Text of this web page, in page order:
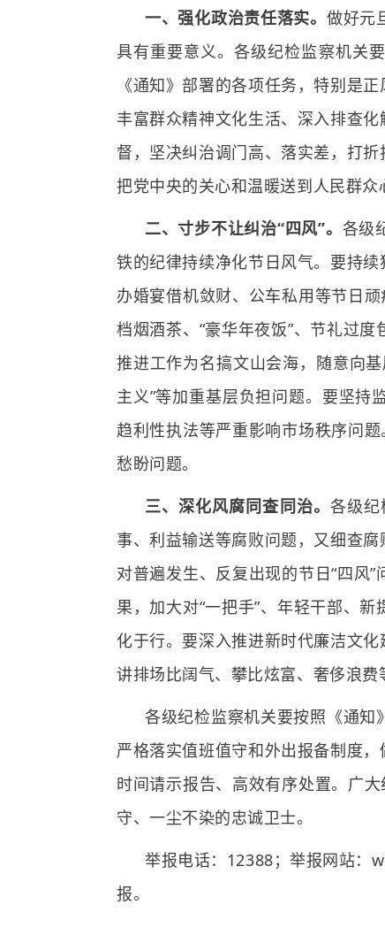
一、强化政治责任落实。 做好元
具有重要意义。各级纪检监察机关
《通知》部署的各项任务，特别是
丰富群众精神文化生活、深入排查
督，坚决纠治调门高、落实差，打
把党中央的关心和温暖送到人民群众
二、寸步不让纠治“四风”。 各级
铁的纪律持续净化节日风气。要持
办婚宴借机敛财、公车私用等节日
档烟酒茶、“豪华年夜饭”、节礼过
推进工作为名搞文山会海，随意向
主义”等加重基层负担问题。要坚持
趋利性执法等严重影响市场秩序问
愁盼问题。
三、深化风腐同查同治。 各级
事、利益输送等腐败问题，又细查
对普遍发生、反复出现的节日“四风
果，加大对“一把手”、年轻干部、
化于行。要深入推进新时代廉洁文
讲排场比阔气、攀比炫富、奢侈浪
各级纪检监察机关要按照《通知
严格落实值班值守和外出报备制度
时间请示报告、高效有序处置。广
守、一尘不染的忠诚卫士。
举报电话：12388；举报网站：
报。